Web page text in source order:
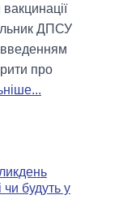
ДПСУ
введенням
про
будуть у